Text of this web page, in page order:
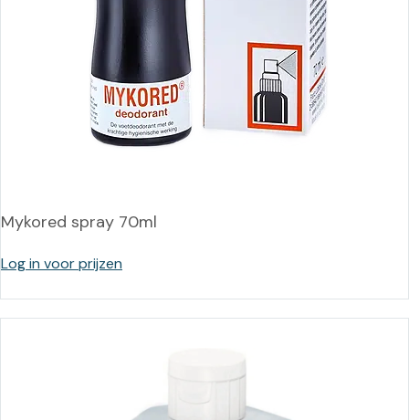
Mykored spray 70ml
Log in voor prijzen